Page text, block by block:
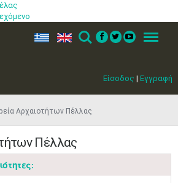
Είσοδος | Εγγραφή
ελ en Search Menu
Αρχαιοτήτων Πέλλας
Πέλλας